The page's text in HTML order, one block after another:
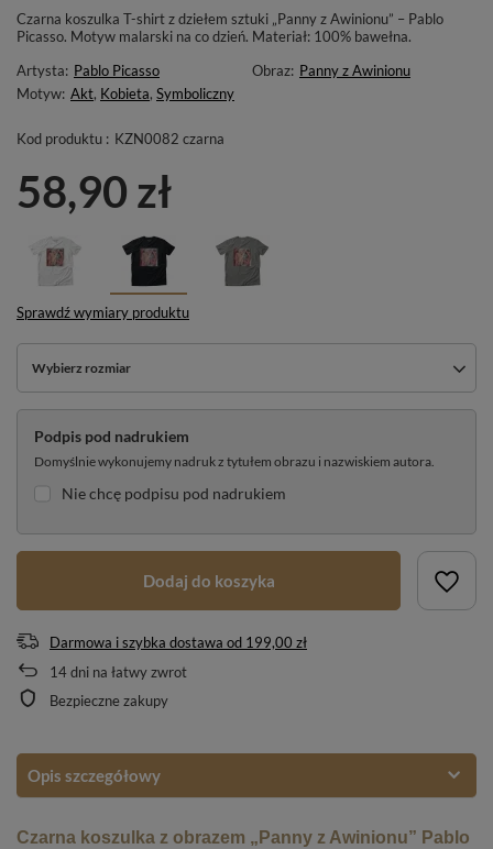
Czarna koszulka T-shirt z dziełem sztuki „Panny z Awinionu” – Pablo
Picasso. Motyw malarski na co dzień. Materiał: 100% bawełna.
Artysta: Pablo Picasso Obraz: Panny z Awinionu
Motyw: Akt, Kobieta, Symboliczny
Kod produktu : KZN0082 czarna
58,90 zł
Sprawdź wymiary produktu
Wybierz rozmiar
Podpis pod nadrukiem
Domyślnie wykonujemy nadruk z tytułem obrazu i nazwiskiem autora.
Nie chcę podpisu pod nadrukiem
Dodaj do koszyka
Darmowa i szybka dostawa od 199,00 zł
14dni na łatwy zwrot
Bezpieczne zakupy
Opis szczegółowy
Czarna koszulka z obrazem „Panny z Awinionu” Pablo